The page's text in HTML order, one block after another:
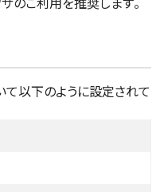
て以下のように設定されて